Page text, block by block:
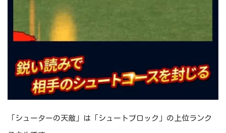
「シューターの天敵」は「シュートブロック」の上位ランク